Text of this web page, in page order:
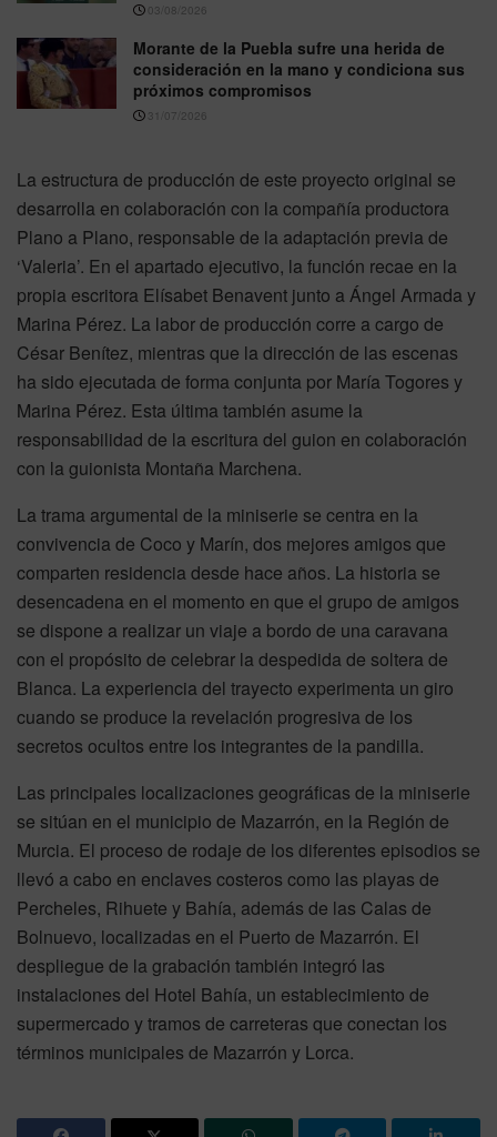
03/08/2026
Morante de la Puebla sufre una herida de
consideración en la mano y condiciona sus
próximos compromisos
31/07/2026
La estructura de producción de este proyecto original se
desarrolla en colaboración con la compañía productora
Plano a Plano, responsable de la adaptación previa de
‘Valeria’. En el apartado ejecutivo, la función recae en la
propia escritora Elísabet Benavent junto a Ángel Armada y
Marina Pérez. La labor de producción corre a cargo de
César Benítez, mientras que la dirección de las escenas
ha sido ejecutada de forma conjunta por María Togores y
Marina Pérez. Esta última también asume la
responsabilidad de la escritura del guion en colaboración
con la guionista Montaña Marchena.
La trama argumental de la miniserie se centra en la
convivencia de Coco y Marín, dos mejores amigos que
comparten residencia desde hace años. La historia se
desencadena en el momento en que el grupo de amigos
se dispone a realizar un viaje a bordo de una caravana
con el propósito de celebrar la despedida de soltera de
Blanca. La experiencia del trayecto experimenta un giro
cuando se produce la revelación progresiva de los
secretos ocultos entre los integrantes de la pandilla.
Las principales localizaciones geográficas de la miniserie
se sitúan en el municipio de Mazarrón, en la Región de
Murcia. El proceso de rodaje de los diferentes episodios se
llevó a cabo en enclaves costeros como las playas de
Percheles, Rihuete y Bahía, además de las Calas de
Bolnuevo, localizadas en el Puerto de Mazarrón. El
despliegue de la grabación también integró las
instalaciones del Hotel Bahía, un establecimiento de
supermercado y tramos de carreteras que conectan los
términos municipales de Mazarrón y Lorca.